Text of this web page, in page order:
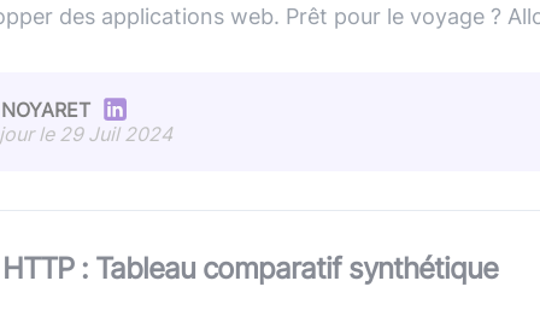
des applications web. Prêt pour le voyage ?
le 29 Juil 2024
: Tableau comparatif synthétique